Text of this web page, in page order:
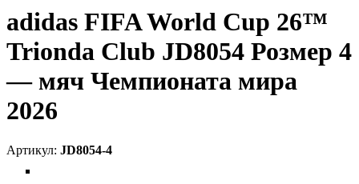
adidas FIFA World Cup 26™
Trionda Club JD8054 Розмер 4
— мяч Чемпионата мира
2026
JD8054-4